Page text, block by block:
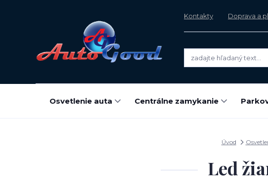
Kontakty Doprava a
Osvetlenie auta Centrálne zamykanie
Úvod
Led